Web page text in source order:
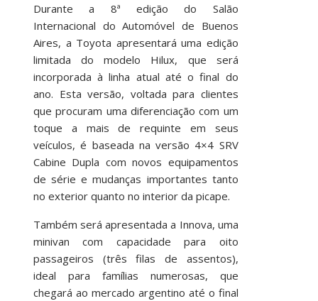
Durante a 8ª edição do Salão
Internacional do Automóvel de Buenos
Aires, a Toyota apresentará uma edição
limitada do modelo Hilux, que será
incorporada à linha atual até o final do
ano. Esta versão, voltada para clientes
que procuram uma diferenciação com um
toque a mais de requinte em seus
veículos, é baseada na versão 4×4 SRV
Cabine Dupla com novos equipamentos
de série e mudanças importantes tanto
no exterior quanto no interior da picape.
Também será apresentada a Innova, uma
minivan com capacidade para oito
passageiros (três filas de assentos),
ideal para famílias numerosas, que
chegará ao mercado argentino até o final